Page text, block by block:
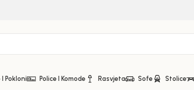
Pokloni Police I Komode Rasvjeta Sofe Stolice
cm